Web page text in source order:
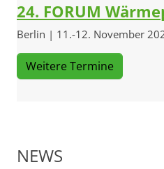
24. FORUM
Berlin | 11.-12. November
Weitere Termine
NEWS